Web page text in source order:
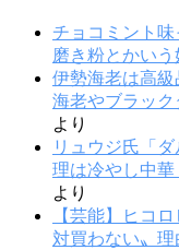
チョコミント
磨き粉とかいう
伊勢海老は高
海老やブラック
より
リュウジ氏「
理は冷やし中
より
【芸能】ヒコ
対買わない〟理